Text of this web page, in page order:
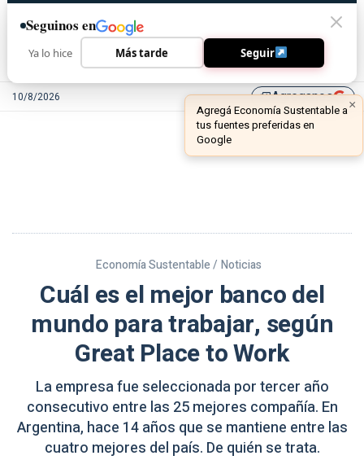
10/8/2026 library_addAgreganos
Economía Sustentable / Noticias
Cuál es el mejor banco del
mundo para trabajar, según
Great Place to Work
La empresa fue seleccionada por tercer año
consecutivo entre las 25 mejores compañía. En
Argentina, hace 14 años que se mantiene entre las
cuatro mejores del país. De quién se trata.
Seguinos en
Ya lo hice Más tarde Seguir